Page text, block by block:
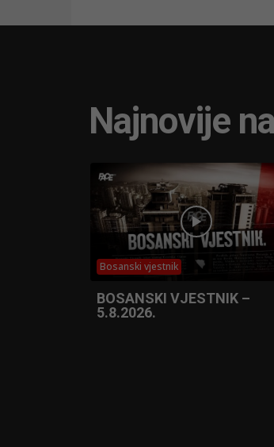
Najnovije
Bosanski vjestnik
BOSANSKI VJESTNIK –
5.8.2026.